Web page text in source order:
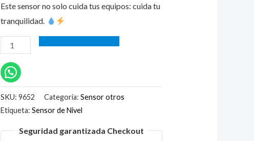
Este sensor no solo cuida tus equipos: cuida tu
tranquilidad.
SKU:9652 Categoría:Sensor otros
Etiqueta:Sensor de Nivel
Seguridad garantizada Checkout